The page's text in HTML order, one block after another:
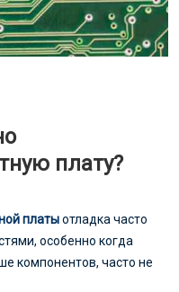
плату?
платыотладка часто
особенно когда
компонентов, часто не